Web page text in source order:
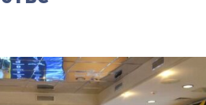
Общественного совета
совета (состав 2024-2027)
совет